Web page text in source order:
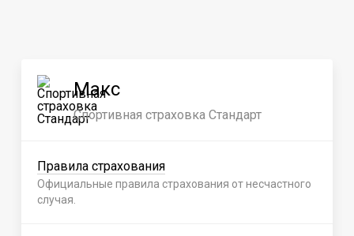
Макс
Спортивная страховка Стандарт
Правила страхования
Официальные правила страхования от несчастного
случая.